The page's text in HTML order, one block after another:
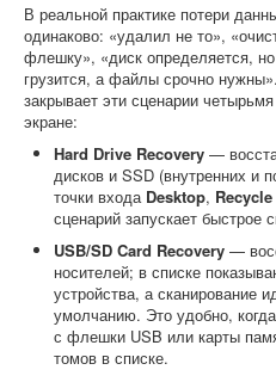
В реальной практике потери
одинаково: «удалил не то»,
флешку», «диск определяется,
грузится, а файлы срочно
закрывает эти сценарии
экране:
Hard Drive Recovery —
дисков и SSD (внутренних и
точки входа Desktop,
сценарий запускает быстрое
USB/SD Card Recovery —
носителей; в списке
устройства, а сканирование
умолчанию. Это удобно,
с флешки USB или карты
томов в списке.